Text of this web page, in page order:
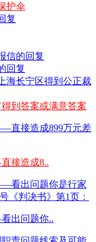
护伞
复
信的回复
回复
海长宁区得到公正裁
到答案或满意答案
接造成8..
出问题你..